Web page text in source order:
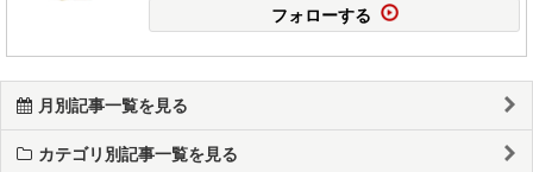
フォローする
月別記事一覧を見る
カテゴリ別記事一覧を見る